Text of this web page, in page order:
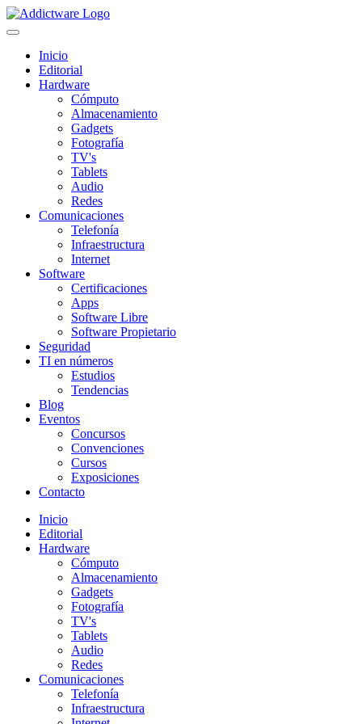
Inicio
Editorial
Hardware
Cómputo
Almacenamiento
Gadgets
Fotografía
TV's
Tablets
Audio
Redes
Comunicaciones
Telefonía
Infraestructura
Internet
Software
Certificaciones
Apps
Software Libre
Software Propietario
Seguridad
TI en números
Estudios
Tendencias
Blog
Eventos
Concursos
Convenciones
Cursos
Exposiciones
Contacto
Inicio
Editorial
Hardware
Cómputo
Almacenamiento
Gadgets
Fotografía
TV's
Tablets
Audio
Redes
Comunicaciones
Telefonía
Infraestructura